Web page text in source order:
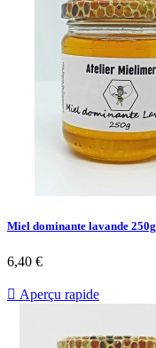
Miel dominante lavande 250g
6,40 €
 Aperçu rapide